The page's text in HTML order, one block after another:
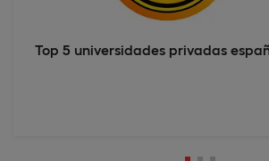
Top 5 universidades privadas